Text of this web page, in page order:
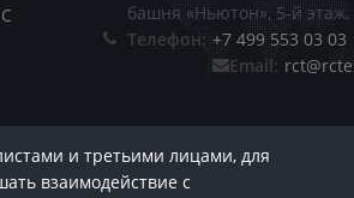
и третьими лицами, для
взаимодействие с
башня «Ньютон», 5-й этаж.
Телефон: +7 499 553 03 03
Email: